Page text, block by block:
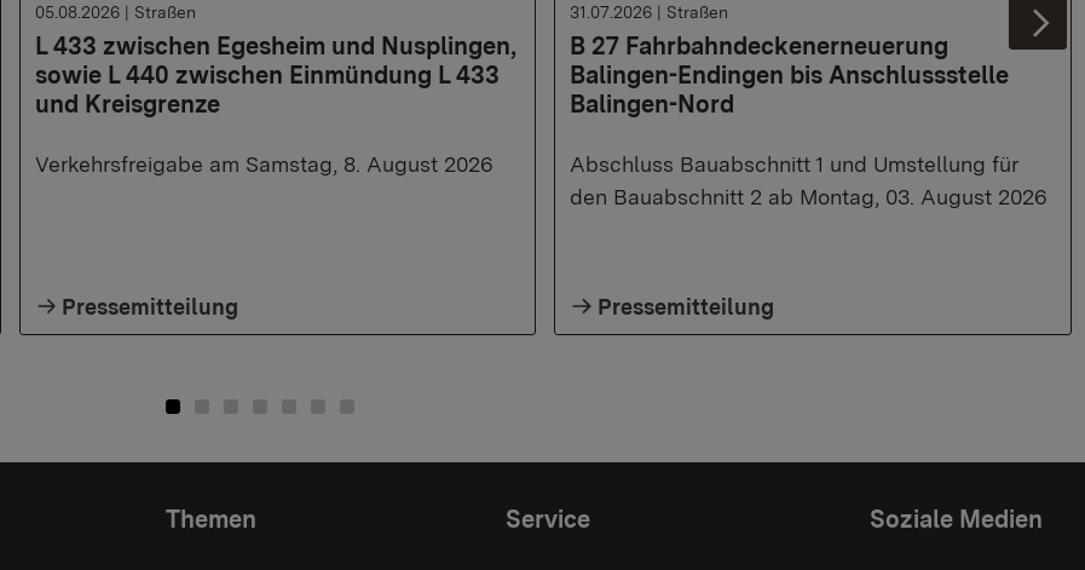
L 433 zwischen Egesheim und Nusplingen,
sowie L 440 zwischen Einmündung L 433
und Kreisgrenze
05.08.2026 | Straßen
Verkehrsfreigabe am Samstag, 8. August 2026
Pressemitteilung
B 27 Fahrbahndeckenerneuerung
Balingen-Endingen bis Anschlussstelle
Balingen-Nord
31.07.2026 | Straßen
Abschluss Bauabschnitt 1 und Umstellung für
den Bauabschnitt 2 ab Montag, 03. August 2026
Pressemitteilung
Themen Service Soziale Medien